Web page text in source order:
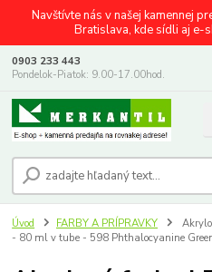
Navštívte nás v našej kamennej
Bratislava, kde sídli aj e-
0903 233 443
Pondelok-Piatok: 9.00-17.00hod.
Úvod FARBY A PRÍPRAVKY
- 80 ml v tube - 598 Phthalocyanine